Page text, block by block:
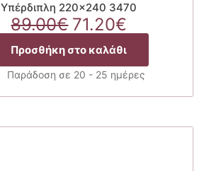
Υπέρδιπλη 220×240 3470
89.00€ Original
price
was:
89.00€.
71.20€
τρέχουσα
τιμή
είναι:
71.20€.
Προσθήκη στο καλάθι
Παράδοση σε 20 - 25 ημέρες